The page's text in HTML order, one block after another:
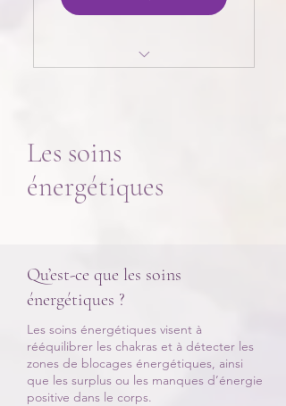
démarrage du soin
Les soins
énergétiques
Qu’est-ce que les soins
énergétiques ?
Les soins énergétiques visent à
rééquilibrer les chakras et à détecter les
zones de blocages énergétiques, ainsi
que les surplus ou les manques d’énergie
positive dans le corps.